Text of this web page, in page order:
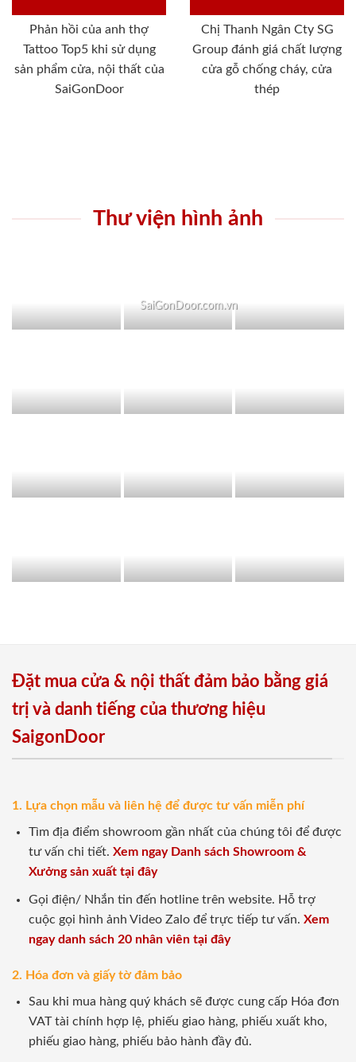
Phản hồi của anh thợ
Tattoo Top5 khi sử dụng
sản phẩm cửa, nội thất của
SaiGonDoor
Chị Thanh Ngân Cty SG
Group đánh giá chất lượng
cửa gỗ chống cháy, cửa
thép
Thư viện hình ảnh
SaiGonDoor.com.vn
Đặt mua cửa & nội thất đảm bảo bằng giá
trị và danh tiếng của thương hiệu
SaigonDoor
1. Lựa chọn mẫu và liên hệ để được tư vấn miễn phí
Tìm địa điểm showroom gần nhất của chúng tôi để được
tư vấn chi tiết. Xem ngay Danh sách Showroom &
Xưởng sản xuất tại đây
Gọi điện/ Nhắn tin đến hotline trên website. Hỗ trợ
cuộc gọi hình ảnh Video Zalo để trực tiếp tư vấn. Xem
ngay danh sách 20 nhân viên tại đây
2. Hóa đơn và giấy tờ đảm bảo
Sau khi mua hàng quý khách sẽ được cung cấp Hóa đơn
VAT tài chính hợp lệ, phiếu giao hàng, phiếu xuất kho,
phiếu giao hàng, phiếu bảo hành đầy đủ.